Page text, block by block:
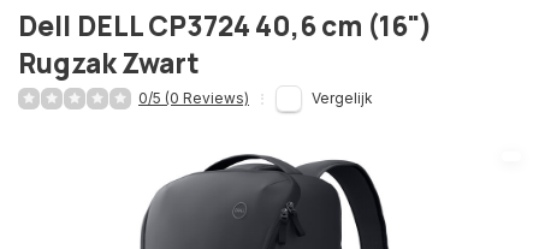
Dell DELL CP3724 40,6 cm (16")
Rugzak Zwart
0/5 (0 Reviews) Vergelijk